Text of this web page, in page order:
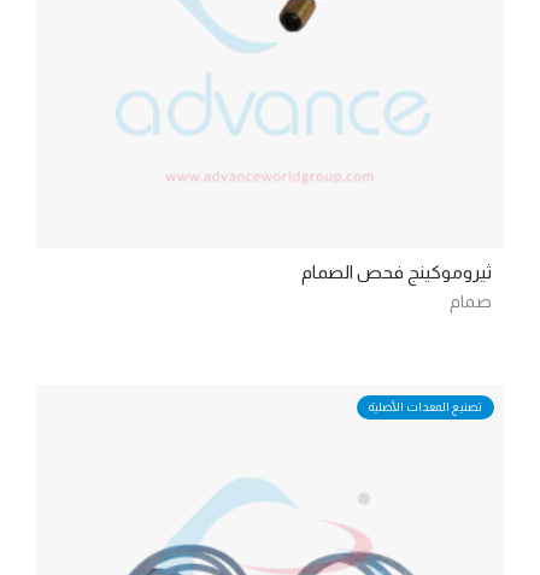
ثيروموكينج فحص الصمام
صمام
تصنيع المعدات الأصلية